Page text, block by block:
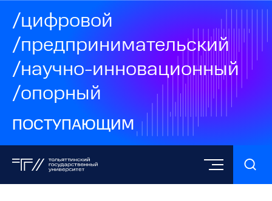
/цифровой
/предпринимательский
/научно-инновационный
/опорный
ПОСТУПАЮЩИМ